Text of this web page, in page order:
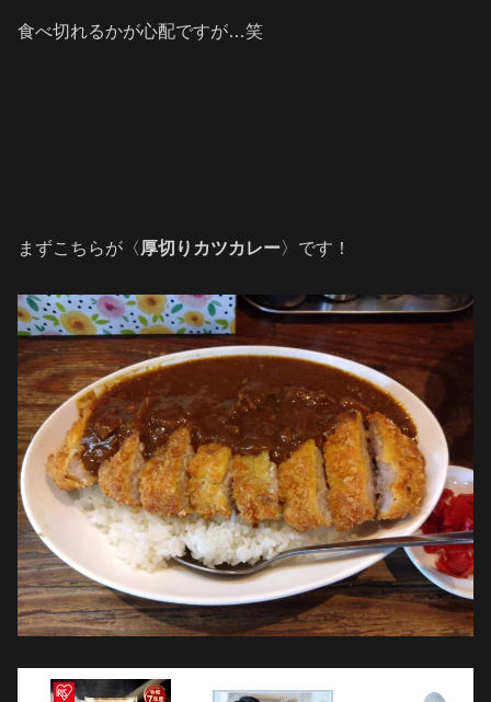
食べ切れるかが心配ですが…笑
まずこちらが〈 厚切りカツカレー〉です！